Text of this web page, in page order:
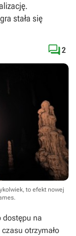
stała się
2
to efekt nowej
.
dostępu na
otrzymało